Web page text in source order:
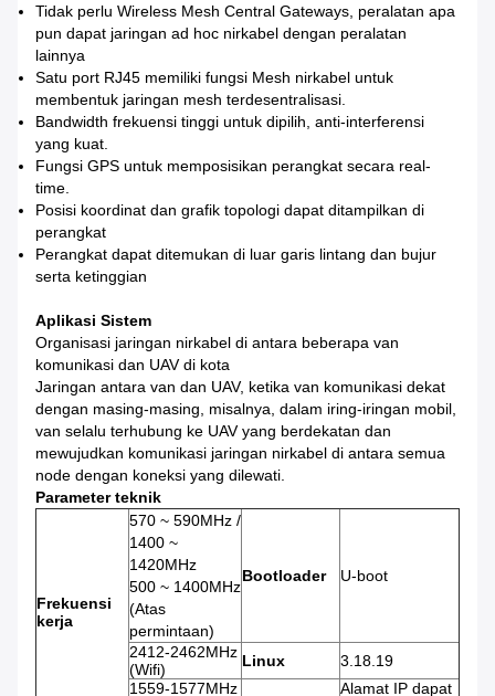
Tidak perlu Wireless Mesh Central Gateways, peralatan apa
pun dapat jaringan ad hoc nirkabel dengan peralatan
lainnya
Satu port RJ45 memiliki fungsi Mesh nirkabel untuk
membentuk jaringan mesh terdesentralisasi.
Bandwidth frekuensi tinggi untuk dipilih, anti-interferensi
yang kuat.
Fungsi GPS untuk memposisikan perangkat secara real-
time.
Posisi koordinat dan grafik topologi dapat ditampilkan di
perangkat
Perangkat dapat ditemukan di luar garis lintang dan bujur
serta ketinggian
Aplikasi Sistem
Organisasi jaringan nirkabel di antara beberapa van
komunikasi dan UAV di kota
Jaringan antara van dan UAV, ketika van komunikasi dekat
dengan masing-masing, misalnya, dalam iring-iringan mobil,
van selalu terhubung ke UAV yang berdekatan dan
mewujudkan komunikasi jaringan nirkabel di antara semua
node dengan koneksi yang dilewati.
Parameter teknik
Frekuensi
kerja
570 ~ 590MHz /
1400 ~
1420MHz
500 ~ 1400MHz
(Atas
permintaan)
Bootloader U-boot
2412-2462MHz
(Wifi)
Linux
3.18.19
1559-1577MHz
Alamat IP dapat